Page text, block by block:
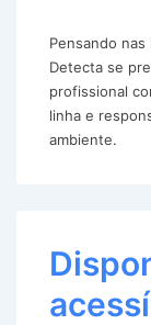
Pensando
Detecta se
profissional
linha e
ambiente.